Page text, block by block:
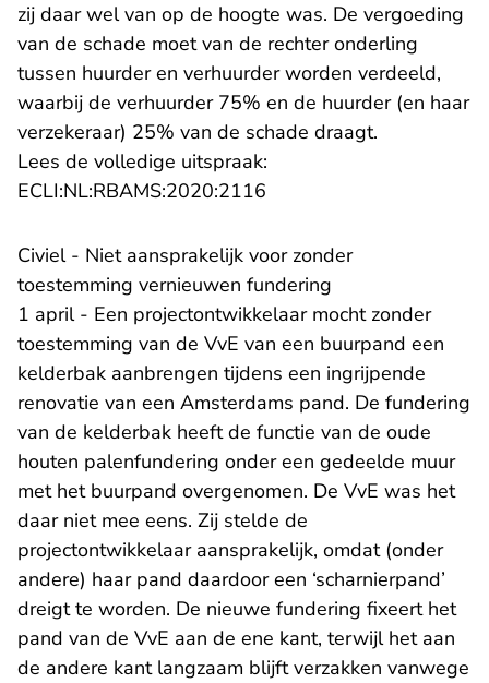
zij daar wel van op de hoogte was. De vergoeding
van de schade moet van de rechter onderling
tussen huurder en verhuurder worden verdeeld,
waarbij de verhuurder 75% en de huurder (en haar
verzekeraar) 25% van de schade draagt.
Lees de volledige uitspraak:
ECLI:NL:RBAMS:2020:2116
Civiel - Niet aansprakelijk voor zonder
toestemming vernieuwen fundering
1 april - Een projectontwikkelaar mocht zonder
toestemming van de VvE van een buurpand een
kelderbak aanbrengen tijdens een ingrijpende
renovatie van een Amsterdams pand. De fundering
van de kelderbak heeft de functie van de oude
houten palenfundering onder een gedeelde muur
met het buurpand overgenomen. De VvE was het
daar niet mee eens. Zij stelde de
projectontwikkelaar aansprakelijk, omdat (onder
andere) haar pand daardoor een ‘scharnierpand’
dreigt te worden. De nieuwe fundering fixeert het
pand van de VvE aan de ene kant, terwijl het aan
de andere kant langzaam blijft verzakken vanwege